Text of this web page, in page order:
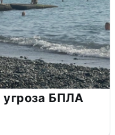
угроза БПЛА